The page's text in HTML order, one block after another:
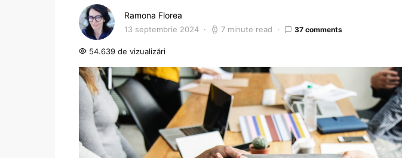
Ramona Florea
13 septembrie 2024 7 minute read 37 comments
54.639 de vizualizări